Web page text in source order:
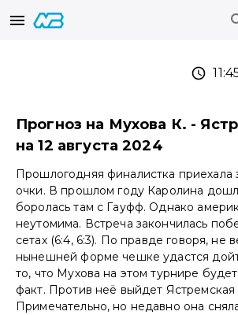
Прогноз на Мухова К. -
на 12 августа 2024
Прошлогодняя финалистка приехала
очки. В прошлом году Каролина
боролась там с Гауфф. Однако
неутомима. Встреча закончилась
сетах (6:4, 6:3). По правде говоря, не
нынешней форме чешке удастся
то, что Мухова на этом турнире
факт. Против неё выйдет Ястремская
Примечательно, но недавно она